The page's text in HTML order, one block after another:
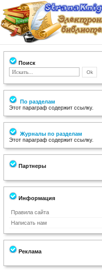
Поиск
По разделам
Этот параграф содержит ссылку.
Журналы по разделам
Этот параграф содержит ссылку.
Партнеры
Информация
Правила сайта
Написать нам
Реклама